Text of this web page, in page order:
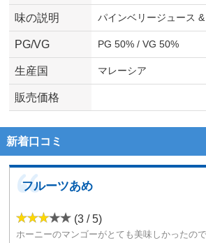
味の説明 パインベリージュース
PG/VG PG 50% / VG 50%
生産国 マレーシア
販売価格
新着口コミ
フルーツあめ
(3 / 5)